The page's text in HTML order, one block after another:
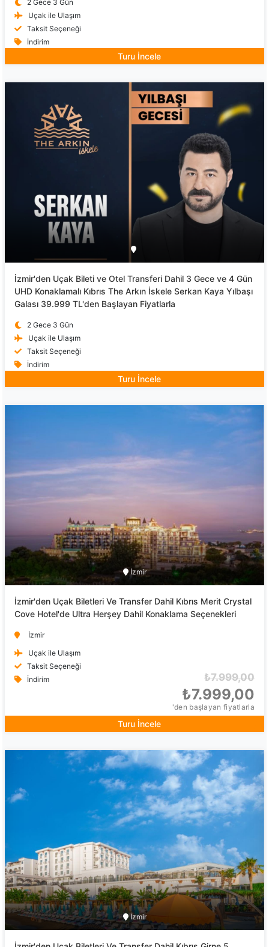
2 Gece 3 Gün
Uçak ile Ulaşım
Taksit Seçeneği
İndirim
Turu İncele
İzmir'den Uçak Bileti ve Otel Transferi Dahil 3 Gece ve 4 Gün
UHD Konaklamalı Kıbrıs The Arkın İskele Serkan Kaya Yılbaşı
Galası 39.999 TL'den Başlayan Fiyatlarla
2 Gece 3 Gün
Uçak ile Ulaşım
Taksit Seçeneği
İndirim
Turu İncele
İzmir
İzmir'den Uçak Biletleri Ve Transfer Dahil Kıbrıs Merit Crystal
Cove Hotel'de Ultra Herşey Dahil Konaklama Seçenekleri
İzmir
Uçak ile Ulaşım
Taksit Seçeneği
İndirim
₺7.999,00
₺7.999,00
'den başlayan fiyatlarla
Turu İncele
İzmir